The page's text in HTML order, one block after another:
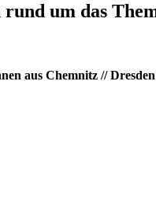
um das
aus Chemnitz // Dresden